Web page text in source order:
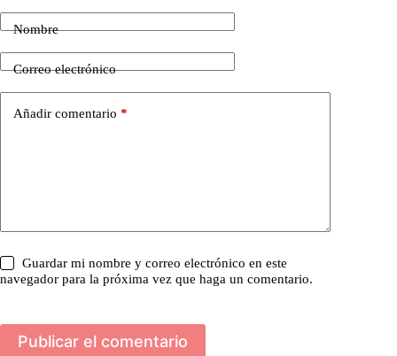
Nombre
Correo electrónico
Añadir comentario *
Guardar mi nombre y correo electrónico en este
navegador para la próxima vez que haga un comentario.
Publicar el comentario